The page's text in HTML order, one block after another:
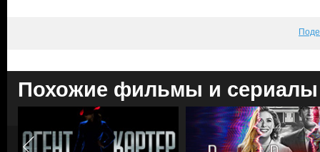
Похожие фильмы и сериалы